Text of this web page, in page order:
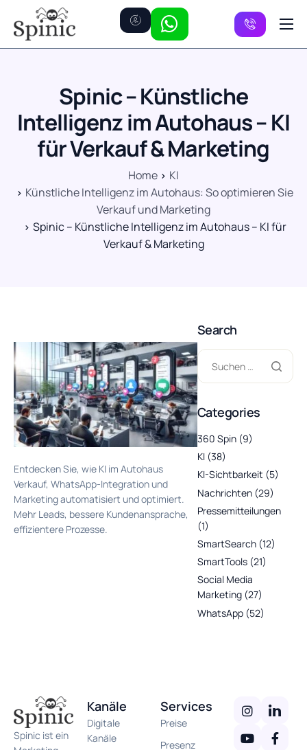
Preise
Kontakt
Spinic – Künstliche
Intelligenz im Autohaus – KI
für Verkauf & Marketing
Home
KI
Künstliche Intelligenz im Autohaus: So optimieren Sie
Verkauf und Marketing
Spinic – Künstliche Intelligenz im Autohaus – KI für
Verkauf & Marketing
Entdecken Sie, wie KI im Autohaus
Verkauf, WhatsApp-Integration und
Marketing automatisiert und optimiert.
Mehr Leads, bessere Kundenansprache,
effizientere Prozesse.
Search
Categories
360 Spin(9)
KI(38)
KI-Sichtbarkeit (5)
Nachrichten(29)
Pressemitteilungen
(1)
SmartSearch(12)
SmartTools(21)
Social Media
Marketing(27)
WhatsApp(52)
Spinic ist ein
Kanäle
Digitale
Kanäle
Services
Preise
Presenz